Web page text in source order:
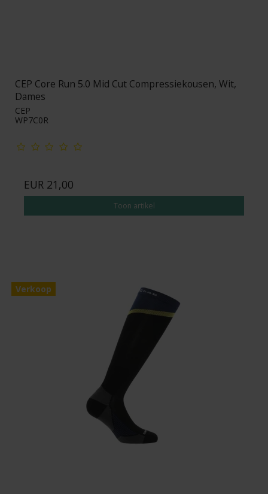
CEP Core Run 5.0 Mid Cut Compressiekousen, Wit,
Dames
CEP
WP7C0R
EUR 21,00
Toon artikel
Verkoop